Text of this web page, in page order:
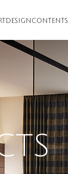
DESIGN CONTENTS